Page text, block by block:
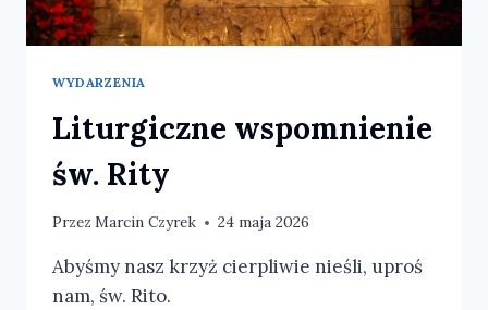
WYDARZENIA
Liturgiczne wspomnienie
św. Rity
Przez Marcin Czyrek 24 maja 2026
Abyśmy nasz krzyż cierpliwie nieśli, uproś
nam, św. Rito.